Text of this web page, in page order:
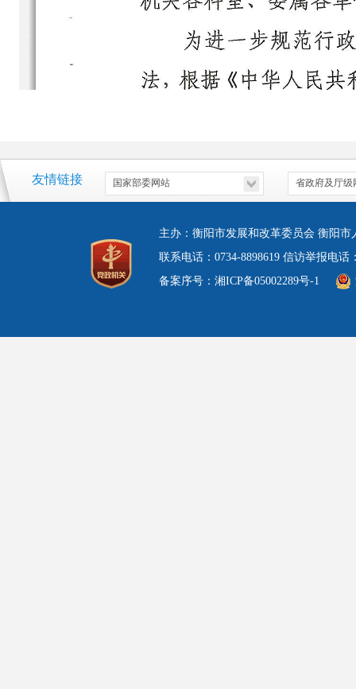
友情链接
主办：衡阳市发展和改革委员会 衡阳
联系电话：0734-8898619 信访举报电
备案序号：湘ICP备05002289号-1